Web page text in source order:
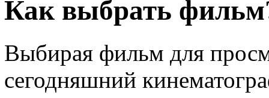
Как выбрать
Выбирая фильм для
сегодняшний